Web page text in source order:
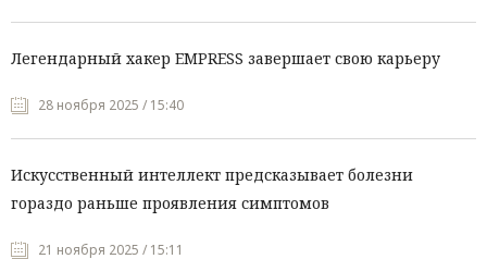
Легендарный хакер EMPRESS завершает свою карьеру
28 ноября 2025 / 15:40
Искусственный интеллект предсказывает болезни
гораздо раньше проявления симптомов
21 ноября 2025 / 15:11